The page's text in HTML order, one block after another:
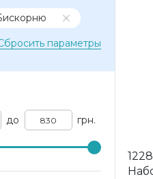
параметры
до грн.